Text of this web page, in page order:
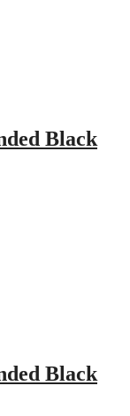
Black
Black